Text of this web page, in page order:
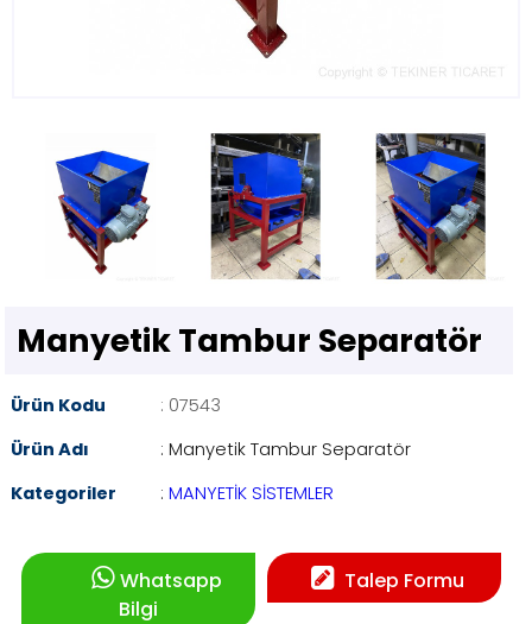
Manyetik Tambur Separatör
Ürün Kodu
: 07543
Ürün Adı
: Manyetik Tambur Separatör
Kategoriler
: MANYETİK SİSTEMLER
Talep Formu
Whatsapp
Bilgi